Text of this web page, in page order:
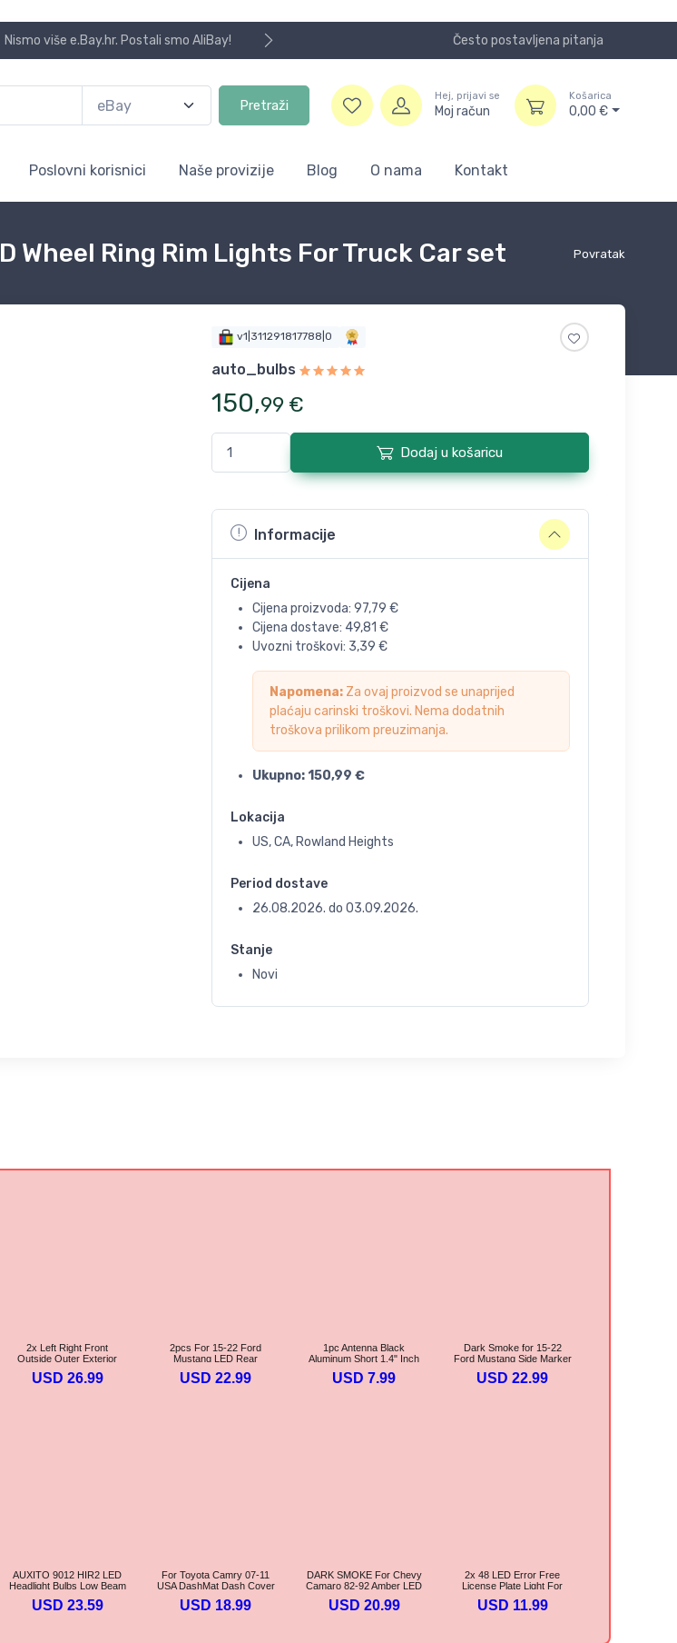
Nismo više e.Bay.hr. Postali smo AliBay! Često postavljena pitanja
Pretraži
Hej, prijavi se
Moj račun
Košarica
0,00 €
Poslovni korisnici Naše provizije Blog O nama Kontakt
Povratak
Wheel Ring Rim Lights For Truck Car set
v1|311291817788|0
auto_bulbs
150,99 €
Dodaj u košaricu
Informacije
Cijena
Cijena proizvoda: 97,79 €
Cijena dostave: 49,81 €
Uvozni troškovi: 3,39 €
Napomena:Za ovaj proizvod se unaprijed
plaćaju carinski troškovi. Nema dodatnih
troškova prilikom preuzimanja.
Ukupno:150,99 €
Lokacija
US, CA, Rowland Heights
Period dostave
26.08.2026. do 03.09.2026.
Stanje
Novi